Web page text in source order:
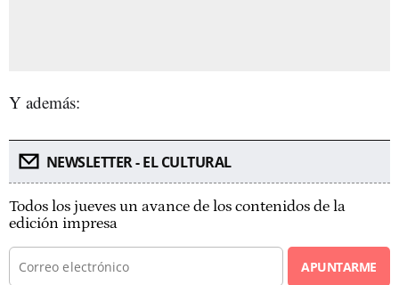
Y además:
NEWSLETTER - EL CULTURAL
Todos los jueves un avance de los contenidos de la
edición impresa
APUNTARME